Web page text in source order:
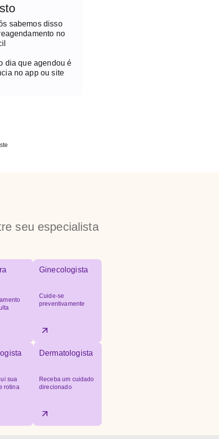
sabemos disso
no
dia que agendou é
no app ou site
seu especialista
Ginecologista
Cuide-se
preventivamente
sua
rotina
Dermatologista
Receba um cuidado
direcionado